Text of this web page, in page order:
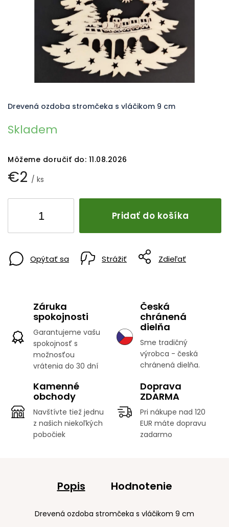
€2 / ks
Skladem
Môžeme doručiť do: 11.08.2026
Pridať do košíka
Drevená ozdoba stromčeka s vláčikom 9 cm
Opýtať sa Strážiť Zdieľať
Záruka
spokojnosti
Garantujeme vašu
spokojnosť s
možnosťou
vrátenia do 30 dní
Česká
chránená
dielňa
Sme tradičný
výrobca - česká
chránená dielňa.
Kamenné
obchody
Navštívte tiež jednu
z našich niekoľkých
pobočiek
Doprava
ZDARMA
Pri nákupe nad 120
EUR máte dopravu
zadarmo
Popis Hodnotenie
Drevená ozdoba stromčeka s vláčikom 9 cm